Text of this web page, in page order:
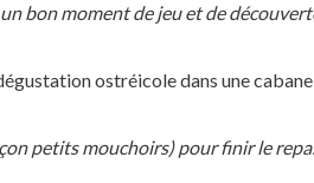
bon moment de jeu et de
ostréicole dans une
petits mouchoirs) pour finir le